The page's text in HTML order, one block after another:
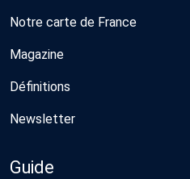
Notre carte de France
Magazine
Définitions
Newsletter
Guide